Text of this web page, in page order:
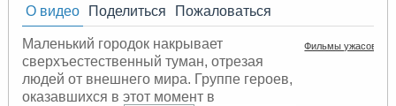
О видео Поделиться Пожаловаться
Маленький городок накрывает
сверхъестественный туман, отрезая
людей от внешнего мира. Группе героев,
оказавшихся в этот момент в
Фильмы ужасов